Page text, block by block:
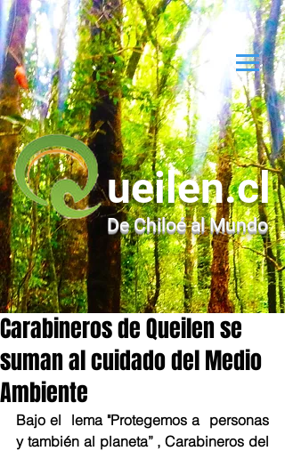
ueilen.cl
De Chiloé al Mundo
Carabineros de Queilen se
suman al cuidado del Medio
Ambiente
Bajo el  lema "Protegemos a  personas
y también al planeta” , Carabineros del